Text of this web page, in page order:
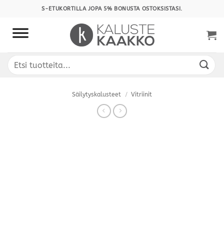
content
S-ETUKORTILLA JOPA 5% BONUSTA OSTOKSISTASI.
Etsi:
Säilytyskalusteet / Vitriinit